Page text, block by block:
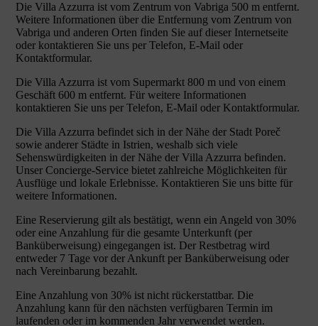
Die Villa Azzurra ist vom Zentrum von Vabriga 500 m entfernt.
Weitere Informationen über die Entfernung vom Zentrum von
Vabriga und anderen Orten finden Sie auf dieser Internetseite
oder kontaktieren Sie uns per Telefon, E-Mail oder
Kontaktformular.
Die Villa Azzurra ist vom Supermarkt 800 m und von einem
Geschäft 600 m entfernt. Für weitere Informationen
kontaktieren Sie uns per Telefon, E-Mail oder Kontaktformular.
Die Villa Azzurra befindet sich in der Nähe der Stadt Poreč
sowie anderer Städte in Istrien, weshalb sich viele
Sehenswürdigkeiten in der Nähe der Villa Azzurra befinden.
Unser Concierge-Service bietet zahlreiche Möglichkeiten für
Ausflüge und lokale Erlebnisse. Kontaktieren Sie uns bitte für
weitere Informationen.
Eine Reservierung gilt als bestätigt, wenn ein Angeld von 30%
oder eine Anzahlung für die gesamte Unterkunft (per
Banküberweisung) eingegangen ist. Der Restbetrag wird
entweder 7 Tage vor der Ankunft per Banküberweisung oder
nach Vereinbarung bezahlt.
Eine Anzahlung von 30% ist nicht rückerstattbar. Die
Anzahlung kann für den nächsten verfügbaren Termin im
laufenden oder im kommenden Jahr verwendet werden.